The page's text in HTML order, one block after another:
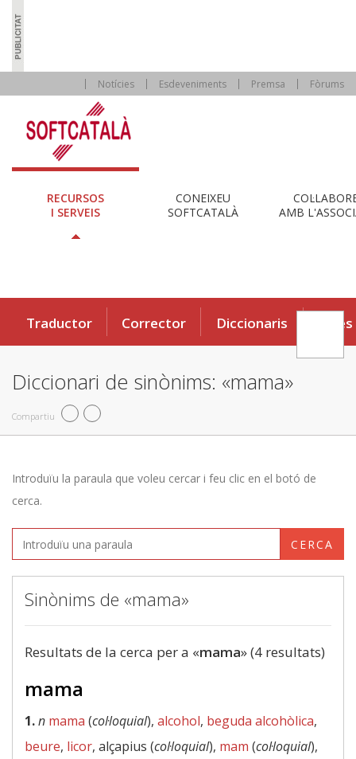
Notícies Esdeveniments Premsa Fòrums
RECURSOS
I SERVEIS
CONEIXEU
SOFTCATALÀ
AMB
Traductor Corrector Diccionaris Eines
Diccionari de sinònims: «mama»
Compartiu
Introduïu la paraula que voleu cercar i feu clic en el botó de
cerca.
CERCA
Sinònims de «mama»
Resultats de la cerca per a «mama» (4 resultats)
mama
1.n mama (col·loquial), alcohol, beguda alcohòlica,
beure, licor, alçapius (col·loquial), mam (col·loquial),